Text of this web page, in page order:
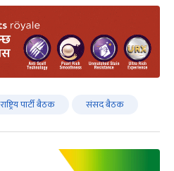
राष्ट्रिय पार्टी बैठक संसद बैठक